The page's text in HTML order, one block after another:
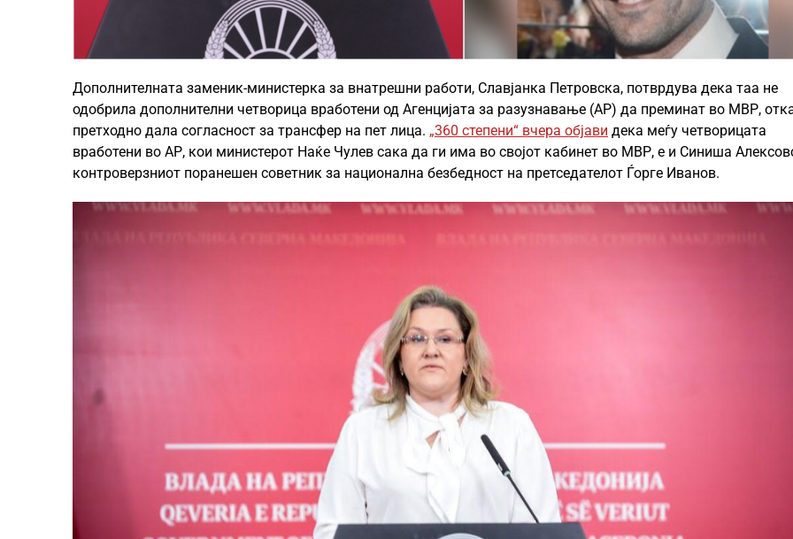
Дополнителната заменик-министерка за внатрешни работи, Славјанка Петровска, потврдува дека таа не
одобрила дополнителни четворица вработени од Агенцијата за разузнавање (АР) да преминат во МВР,
претходно дала согласност за трансфер на пет лица. „360 степени“ вчера објави дека меѓу четворицата
вработени во АР, кои министерот Наќе Чулев сака да ги има во својот кабинет во МВР, е и Синиша
контроверзниот поранешен советник за национална безбедност на претседателот Ѓорге Иванов.